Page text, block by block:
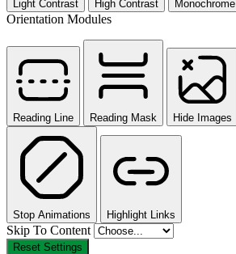
Light Contrast High Contrast Monochrome
Orientation Modules
Reading Line Reading Mask Hide Images
Stop Animations Highlight Links
Skip To Content
Reset Settings